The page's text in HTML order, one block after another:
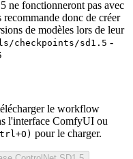
ne fonctionneront pas avec
donc de créer
de modèles lors de leur
checkpoints/sd1.5 -
le workflow
l'interface ComfyUI ou
pour le charger.